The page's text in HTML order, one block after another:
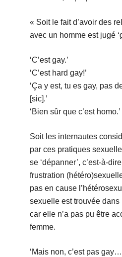
« Soit le fait d’avoir des
avec un homme est jugé
‘C’est gay.’
‘C’est hard gay!’
‘Ça y est, tu es gay, pas
[sic].’
‘Bien sûr que c’est homo.’
Soit les internautes
par ces pratiques
se ‘dépanner’, c’est-à-
frustration
pas en cause
sexuelle est trouvée dans
car elle n’a pas pu être
femme.
‘Mais non, c’est pas